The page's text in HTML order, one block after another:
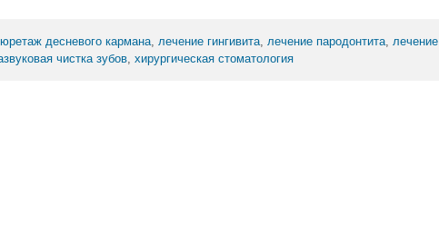
десневого кармана, лечение гингивита, лечение пародонтита, лечение
чистка зубов, хирургическая стоматология